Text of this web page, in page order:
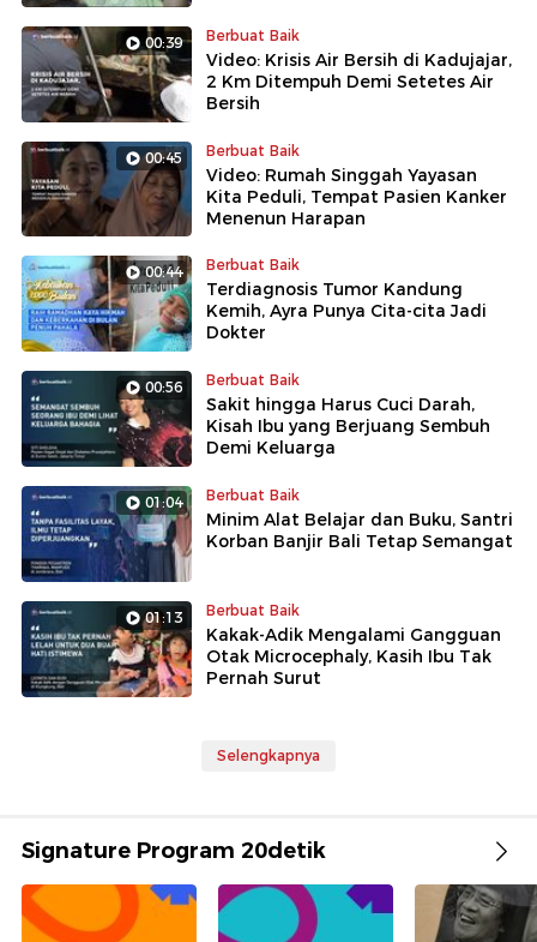
00:39 Berbuat Baik
Video: Krisis Air Bersih di Kadujajar,
2 Km Ditempuh Demi Setetes Air
Bersih
00:45 Berbuat Baik
Video: Rumah Singgah Yayasan
Kita Peduli, Tempat Pasien Kanker
Menenun Harapan
00:44 Berbuat Baik
Terdiagnosis Tumor Kandung
Kemih, Ayra Punya Cita-cita Jadi
Dokter
00:56 Berbuat Baik
Sakit hingga Harus Cuci Darah,
Kisah Ibu yang Berjuang Sembuh
Demi Keluarga
01:04 Berbuat Baik
Minim Alat Belajar dan Buku, Santri
Korban Banjir Bali Tetap Semangat
01:13 Berbuat Baik
Kakak-Adik Mengalami Gangguan
Otak Microcephaly, Kasih Ibu Tak
Pernah Surut
Selengkapnya
Signature Program 20detik